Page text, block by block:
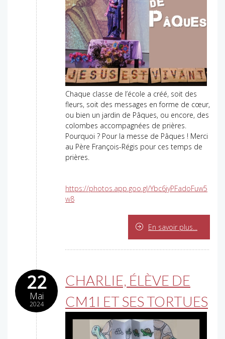
Chaque classe de l’école a créé, soit des
fleurs, soit des messages en forme de cœur,
ou bien un jardin de Pâques, ou encore, des
colombes accompagnées de prières.
Pourquoi ? Pour la messe de Pâques ! Merci
au Père François-Régis pour ces temps de
prières.
https://photos.app.goo.gl/Ybc6jyPFadoFuw5
w8
En savoir plus...
22
Mai
2024
CHARLIE, ÉLÈVE DE
CM1I ET SES TORTUES